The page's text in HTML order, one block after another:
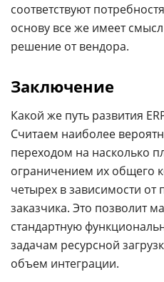
соответствуют
основу все же имеет
решение от вендора.
Заключение
Какой же путь развития
Считаем наиболее
переходом на насколько
ограничением их общего
четырех в зависимости от
заказчика. Это позволит
стандартную
задачам ресурсной
объем интеграции.